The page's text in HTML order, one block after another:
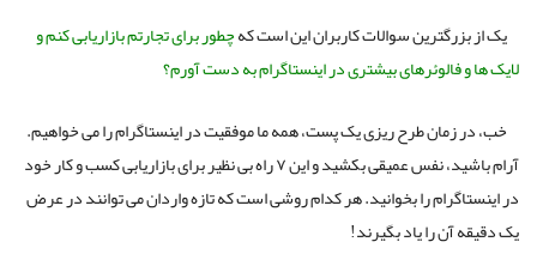
یک از بزرگترین سوالات کاربران این است کهچطور برای تجارتم بازاریابی کنم و
لایک ها و فالوئرهای بیشتری در اینستاگرام به دست آورم؟
خب، در زمان طرح ریزی یک پست، همه ما موفقیت در اینستاگرام را می خواهیم.
آرام باشید، نفس عمیقی بکشید و این ۷ راه بی نظیر برای بازاریابی کسب و کار خود
در اینستاگرام را بخوانید. هر کدام روشی است که تازه واردان می توانند در عرض
یک دقیقه آن را یاد بگیرند!